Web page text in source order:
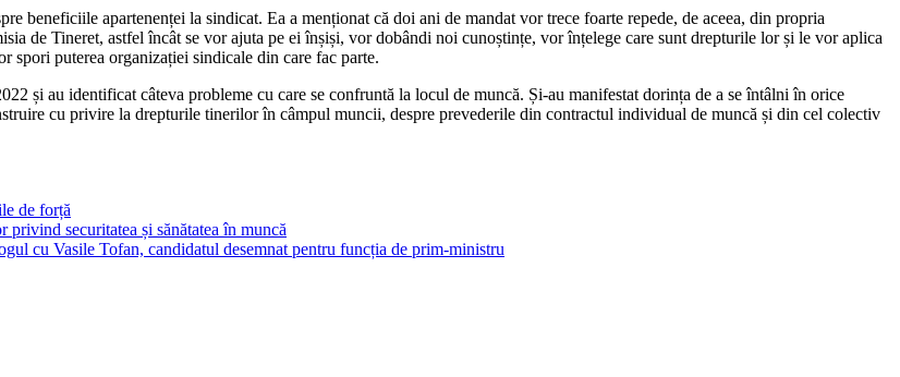
beneficii­le apartenenței la sindicat. Ea a menționat că doi ani de mandat vor trece foarte repede, de ace­ea, din propria
de Tineret, astfel încât se vor ajuta pe ei înșiși, vor dobândi noi cunoștințe, vor înțelege care sunt drepturile lor și le vor aplica
spori puterea organizației sindicale din care fac parte.
și au identificat câteva probleme cu care se confruntă la locul de mun­că. Și-au manifestat dorința de a se întâlni în orice
cu privire la drepturile tine­rilor în câmpul muncii, despre pre­vederile din contractul individual de muncă și din cel colectiv
de forță
securitatea și sănătatea în muncă
cu Vasile Tofan, candidatul desemnat pentru funcția de prim-ministru